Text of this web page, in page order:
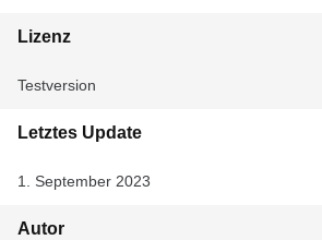
Lizenz
Testversion
Letztes Update
1. September 2023
Autor